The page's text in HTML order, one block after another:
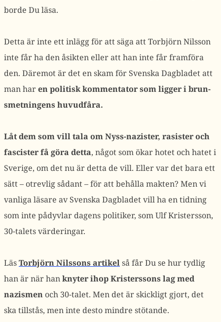
borde Du läsa.
Detta är inte ett inlägg för att säga att Torbjörn Nilsson
inte får ha den åsikten eller att han inte får framföra
den. Däremot är det en skam för Svenska Dagbladet att
man haren politisk kommentator som ligger i brun-
smetningens huvudfåra.
Låt dem som vill tala om Nyss-nazister, rasister och
fascister få göra detta, något som ökar hotet och hatet i
Sverige, om det nu är detta de vill. Eller var det bara ett
sätt – otrevlig sådant – för att behålla makten? Men vi
vanliga läsare av Svenska Dagbladet vill ha en tidning
som inte pådyvlar dagens politiker, som Ulf Kristersson,
30-talets värderingar.
LäsTorbjörn Nilssons artikelså får Du se hur tydlig
han är när hanknyter ihop Kristerssons lag med
nazismen och 30-talet. Men det är skickligt gjort, det
ska tillstås, men inte desto mindre stötande.